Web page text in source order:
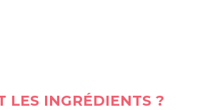
LES INGRÉDIENTS ?